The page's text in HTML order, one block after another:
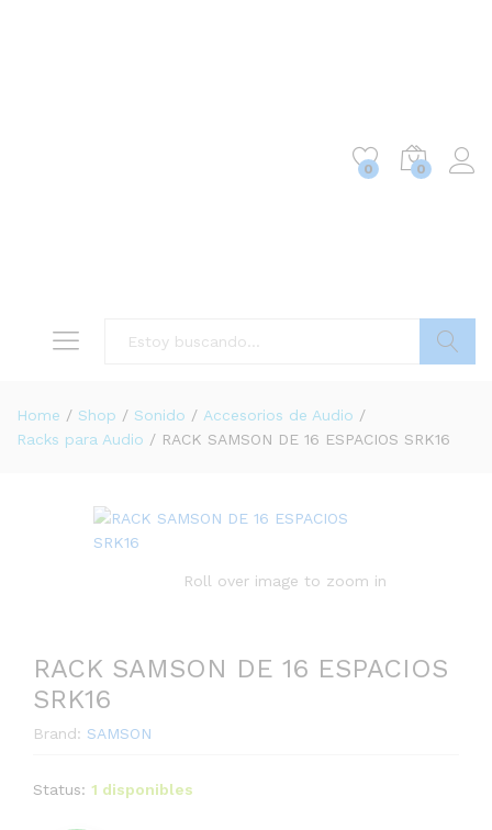
0 0
Home / Shop / Sonido / Accesorios de Audio /
Racks para Audio / RACK SAMSON DE 16 ESPACIOS SRK16
Roll over image to zoom in
RACK SAMSON DE 16 ESPACIOS
SRK16
Brand: SAMSON
Status: 1 disponibles